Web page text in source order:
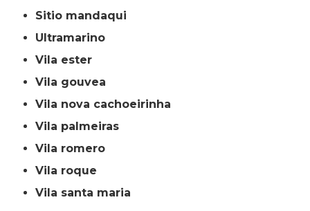
sitio mandaqui
ultramarino
vila ester
vila gouvea
vila nova cachoeirinha
vila palmeiras
vila romero
vila roque
vila santa maria